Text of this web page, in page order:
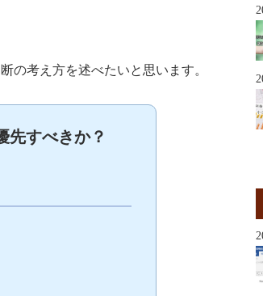
の考え方を述べたいと思います。
先すべきか？